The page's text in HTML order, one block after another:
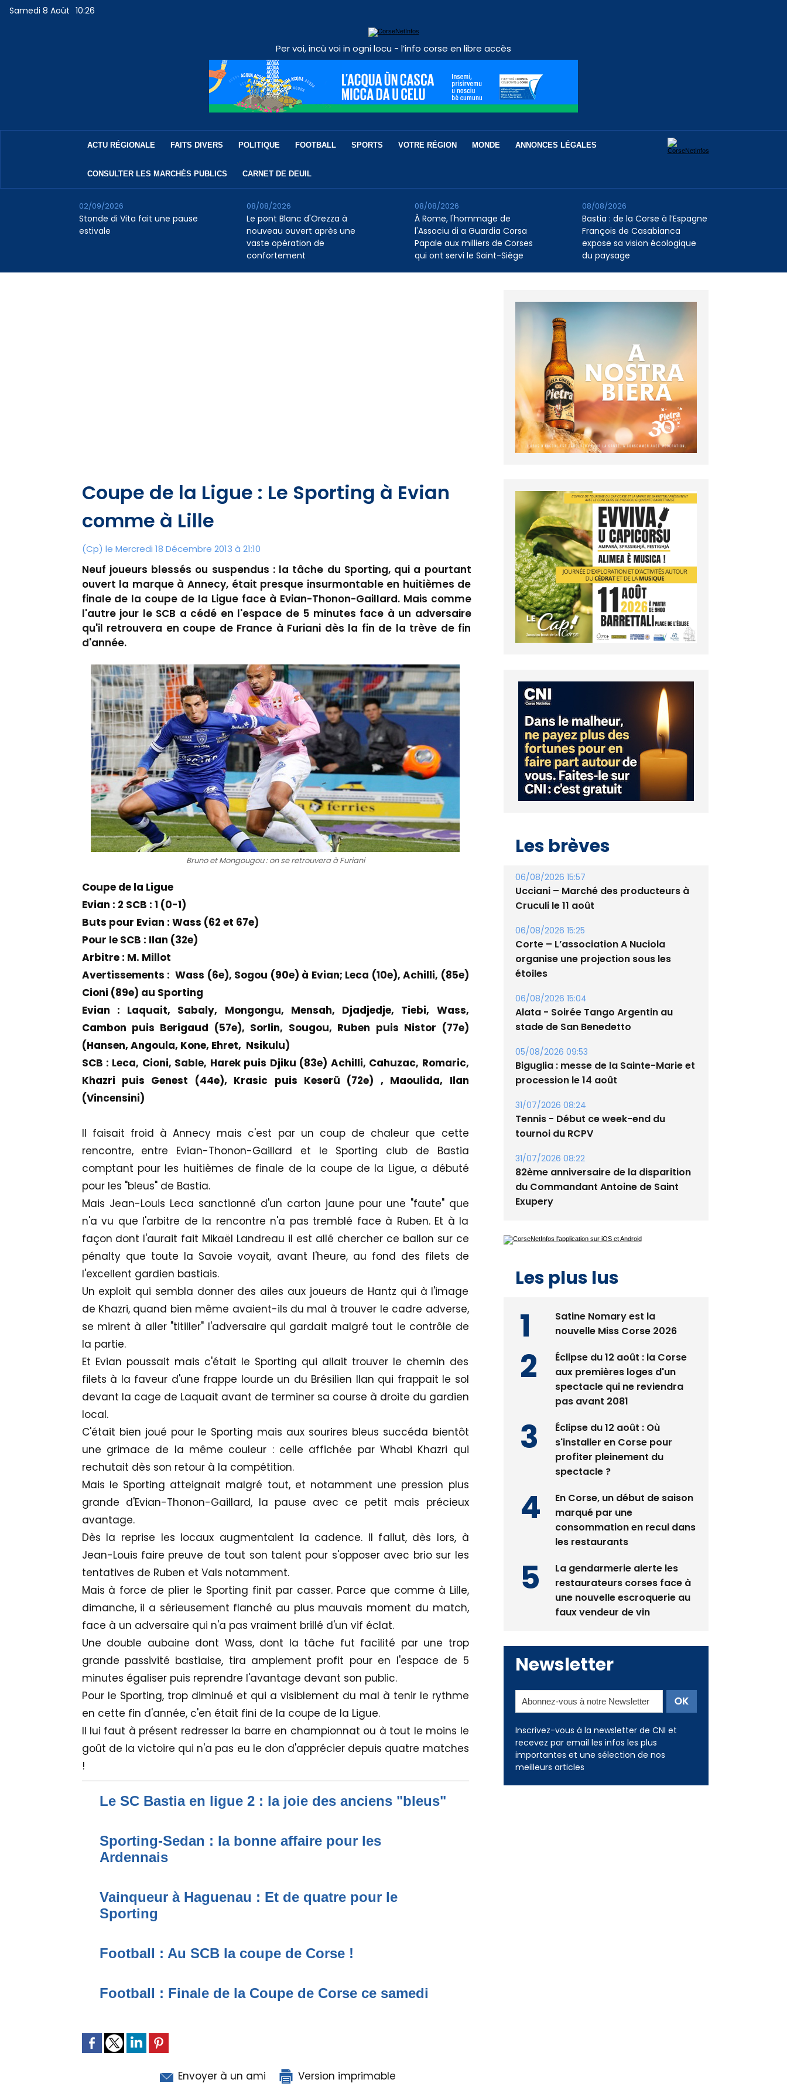
Samedi 8 Août 10:26
Per voi, incù voi in ogni locu - l’info corse en libre accès
ACTU RÉGIONALE FAITS DIVERS POLITIQUE FOOTBALL SPORTS VOTRE RÉGION MONDE ANNONCES LÉGALES
CONSULTER LES MARCHÉS PUBLICS CARNET DE DEUIL
Stonde di Vita fait une pause
estivale
02/09/2026
Le pont Blanc d'Orezza à
nouveau ouvert après une
vaste opération de
confortement
08/08/2026
À Rome, l'hommage de
l'Associu di a Guardia Corsa
Papale aux milliers de Corses
qui ont servi le Saint-Siège
08/08/2026
Bastia : de la Corse à l’Espagne
François de Casabianca
expose sa vision écologique
du paysage
08/08/2026
Coupe de la Ligue : Le Sporting à Evian
comme à Lille
(Cp) le Mercredi 18 Décembre 2013 à 21:10
Neuf joueurs blessés ou suspendus : la tâche du Sporting, qui a pourtant
ouvert la marque à Annecy, était presque insurmontable en huitièmes de
finale de la coupe de la Ligue face à Evian-Thonon-Gaillard. Mais comme
l'autre jour le SCB a cédé en l'espace de 5 minutes face à un adversaire
qu'il retrouvera en coupe de France à Furiani dès la fin de la trève de fin
d'année.
Bruno et Mongougou : on se retrouvera à Furiani
Coupe de la Ligue
Evian : 2 SCB : 1 (0-1)
Buts pour Evian : Wass (62 et 67e)
Pour le SCB : Ilan (32e)
Arbitre : M. Millot
Avertissements : Wass (6e), Sogou (90e) à Evian; Leca (10e), Achilli, (85e)
Cioni (89e) au Sporting
Evian : Laquait, Sabaly, Mongongu, Mensah, Djadjedje, Tiebi, Wass,
Cambon puis Berigaud (57e), Sorlin, Sougou, Ruben puis Nistor (77e)
(Hansen, Angoula, Kone, Ehret, Nsikulu)
SCB : Leca, Cioni, Sable, Harek puis Djiku (83e) Achilli, Cahuzac, Romaric,
Khazri puis Genest (44e), Krasic puis Keserü (72e) , Maoulida, Ilan
(Vincensini)
ll faisait froid à Annecy mais c'est par un coup de chaleur que cette
rencontre, entre Evian-Thonon-Gaillard et le Sporting club de Bastia
comptant pour les huitièmes de finale de la coupe de la Ligue, a débuté
pour les "bleus" de Bastia.
Mais Jean-Louis Leca sanctionné d'un carton jaune pour une "faute" que
n'a vu que l'arbitre de la rencontre n'a pas tremblé face à Ruben. Et à la
façon dont l'aurait fait Mikaël Landreau il est allé chercher ce ballon sur ce
pénalty que toute la Savoie voyait, avant l'heure, au fond des filets de
l'excellent gardien bastiais.
Un exploit qui sembla donner des ailes aux joueurs de Hantz qui à l'image
de Khazri, quand bien même avaient-ils du mal à trouver le cadre adverse,
se mirent à aller "titiller" l'adversaire qui gardait malgré tout le contrôle de
la partie.
Et Evian poussait mais c'était le Sporting qui allait trouver le chemin des
filets à la faveur d'une frappe lourde un du Brésilien Ilan qui frappait le sol
devant la cage de Laquait avant de terminer sa course à droite du gardien
local.
C'était bien joué pour le Sporting mais aux sourires bleus succéda bientôt
une grimace de la même couleur : celle affichée par Whabi Khazri qui
rechutait dès son retour à la compétition.
Mais le Sporting atteignait malgré tout, et notamment une pression plus
grande d'Evian-Thonon-Gaillard, la pause avec ce petit mais précieux
avantage.
Dès la reprise les locaux augmentaient la cadence. Il fallut, dès lors, à
Jean-Louis faire preuve de tout son talent pour s'opposer avec brio sur les
tentatives de Ruben et Vals notamment.
Mais à force de plier le Sporting finit par casser. Parce que comme à Lille,
dimanche, il a sérieusement flanché au plus mauvais moment du match,
face à un adversaire qui n'a pas vraiment brillé d'un vif éclat.
Une double aubaine dont Wass, dont la tâche fut facilité par une trop
grande passivité bastiaise, tira amplement profit pour en l'espace de 5
minutes égaliser puis reprendre l'avantage devant son public.
Pour le Sporting, trop diminué et qui a visiblement du mal à tenir le rythme
en cette fin d'année, c'en était fini de la coupe de la Ligue.
Il lui faut à présent redresser la barre en championnat ou à tout le moins le
goût de la victoire qui n'a pas eu le don d'apprécier depuis quatre matches
!
Le SC Bastia en ligue 2 : la joie des anciens "bleus"
Sporting-Sedan : la bonne affaire pour les
Ardennais
Vainqueur à Haguenau : Et de quatre pour le
Sporting
Football : Au SCB la coupe de Corse !
Football : Finale de la Coupe de Corse ce samedi
Envoyer à un ami Version imprimable
Les brèves
06/08/2026 15:57
Cruculi le 11 août
06/08/2026 15:25
Corte – L’association A Nuciola
étoiles
06/08/2026 15:04
stade de San Benedetto
05/08/2026 09:53
procession le 14 août
31/07/2026 08:24
tournoi du RCPV
31/07/2026 08:22
82ème anniversaire de la disparition
nouvelle Miss Corse 2026
Éclipse du 12 août : la Corse
aux premières loges d'un
pas avant 2081
Éclipse du 12 août : Où
s'installer en Corse pour
spectacle ?
En Corse, un début de saison
marqué par une
les restaurants
La gendarmerie alerte les
restaurateurs corses face à
Newsletter
Inscrivez-vous à la newsletter de CNI et
recevez par email les infos les plus